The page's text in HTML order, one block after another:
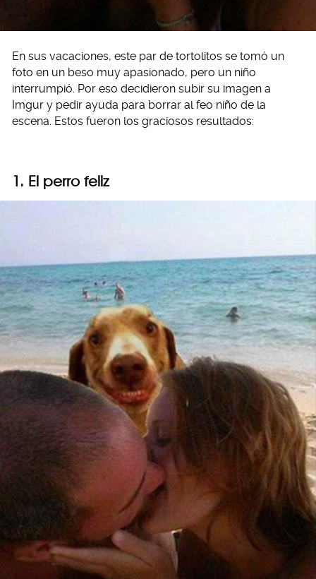
En sus vacaciones, este par de tortolitos se tomó un
foto en un beso muy apasionado, pero un niño
interrumpió. Por eso decidieron subir su imagen a
Imgur y pedir ayuda para borrar al feo niño de la
escena. Estos fueron los graciosos resultados:
1. El perro feliz